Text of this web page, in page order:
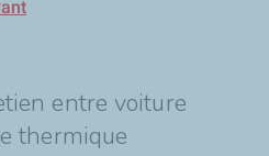
entre voiture
thermique